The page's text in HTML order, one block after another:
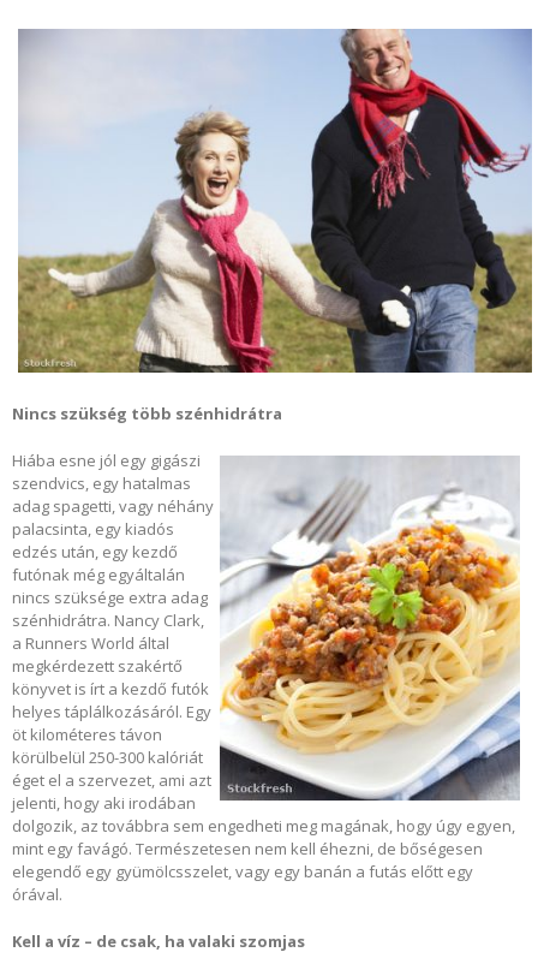
Nincs szükség több szénhidrátra
Hiába esne jól egy gigászi
szendvics, egy hatalmas
adag spagetti, vagy néhány
palacsinta, egy kiadós
edzés után, egy kezdő
futónak még egyáltalán
nincs szüksége extra adag
szénhidrátra. Nancy Clark,
a Runners World által
megkérdezett szakértő
könyvet is írt a kezdő futók
helyes táplálkozásáról. Egy
öt kilométeres távon
körülbelül 250-300 kalóriát
éget el a szervezet, ami azt
jelenti, hogy aki irodában
dolgozik, az továbbra sem engedheti meg magának, hogy úgy egyen,
mint egy favágó. Természetesen nem kell éhezni, de bőségesen
elegendő egy gyümölcsszelet, vagy egy banán a futás előtt egy
órával.
Kell a víz – de csak, ha valaki szomjas